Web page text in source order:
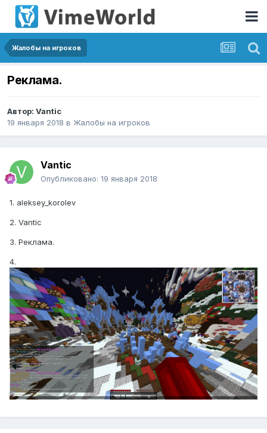
Жалобы на игроков
Реклама.
Автор: Vantic
19 января 2018 в Жалобы на игроков
Vantic
Опубликовано: 19 января 2018
1. aleksey_korolev
2. Vantic
3. Реклама.
4.